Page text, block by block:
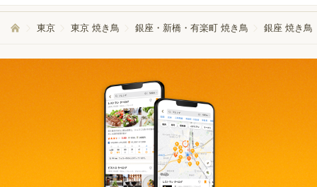
の調理の他、営業前後には、仕込み作業のお手伝いもお願い
東京 東京 焼き鳥 銀座・新橋・有楽町 焼き鳥 銀座 焼き鳥